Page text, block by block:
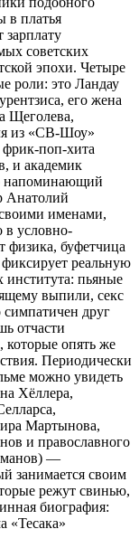
в платья
советских
эпохи. Четыре
роли: это Ландау
его жена
Щеголева,
из «СВ-Шоу»
поп-хита
и академик
напоминающий
Анатолий
именами,
в условно-
физика, буфетчица
реальную
института: пьяные
выпили, секс
симпатичен друг
отчасти
которые опять же
Периодически
можно увидеть
Хёллера,
Мартынова,
и православного
—
занимается своим
режут свинью,
биография:
«Тесака»